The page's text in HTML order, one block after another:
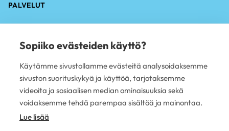
PALVELUT
Iensairauksien hoito
Hammaskiven poisto
Oikomishoito
Hammasimplantti
Hampaiden paikkaus
Hampaan poisto
Sopiiko evästeiden käyttö?
Käytämme sivustollamme evästeitä analysoidaksemme
sivuston suorituskykyä ja käyttöä, tarjotaksemme
videoita ja sosiaalisen median ominaisuuksia sekä
voidaksemme tehdä parempaa sisältöä ja mainontaa.
Lue lisää